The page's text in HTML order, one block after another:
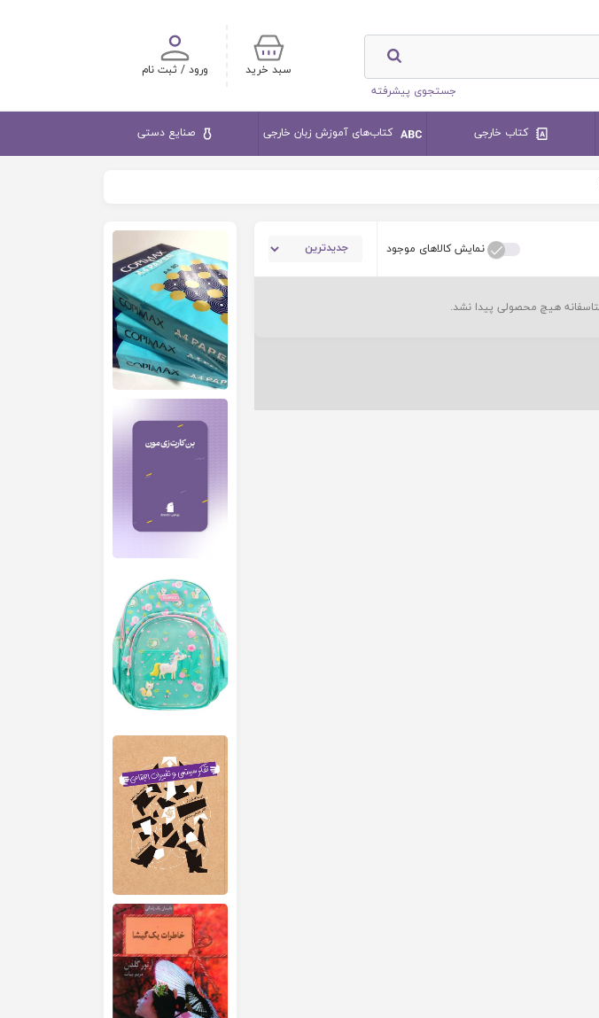
جستجوی پیشرفته
ورود / ثبت نام سبد خرید
کتاب خارجی کتاب‌های آموزش زبان خارجی صنایع دستی
نمایش کالاهای موجود
هیچ محصولی پیدا نشد.